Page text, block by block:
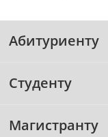
Абитуриенту
Студенту
Магистранту